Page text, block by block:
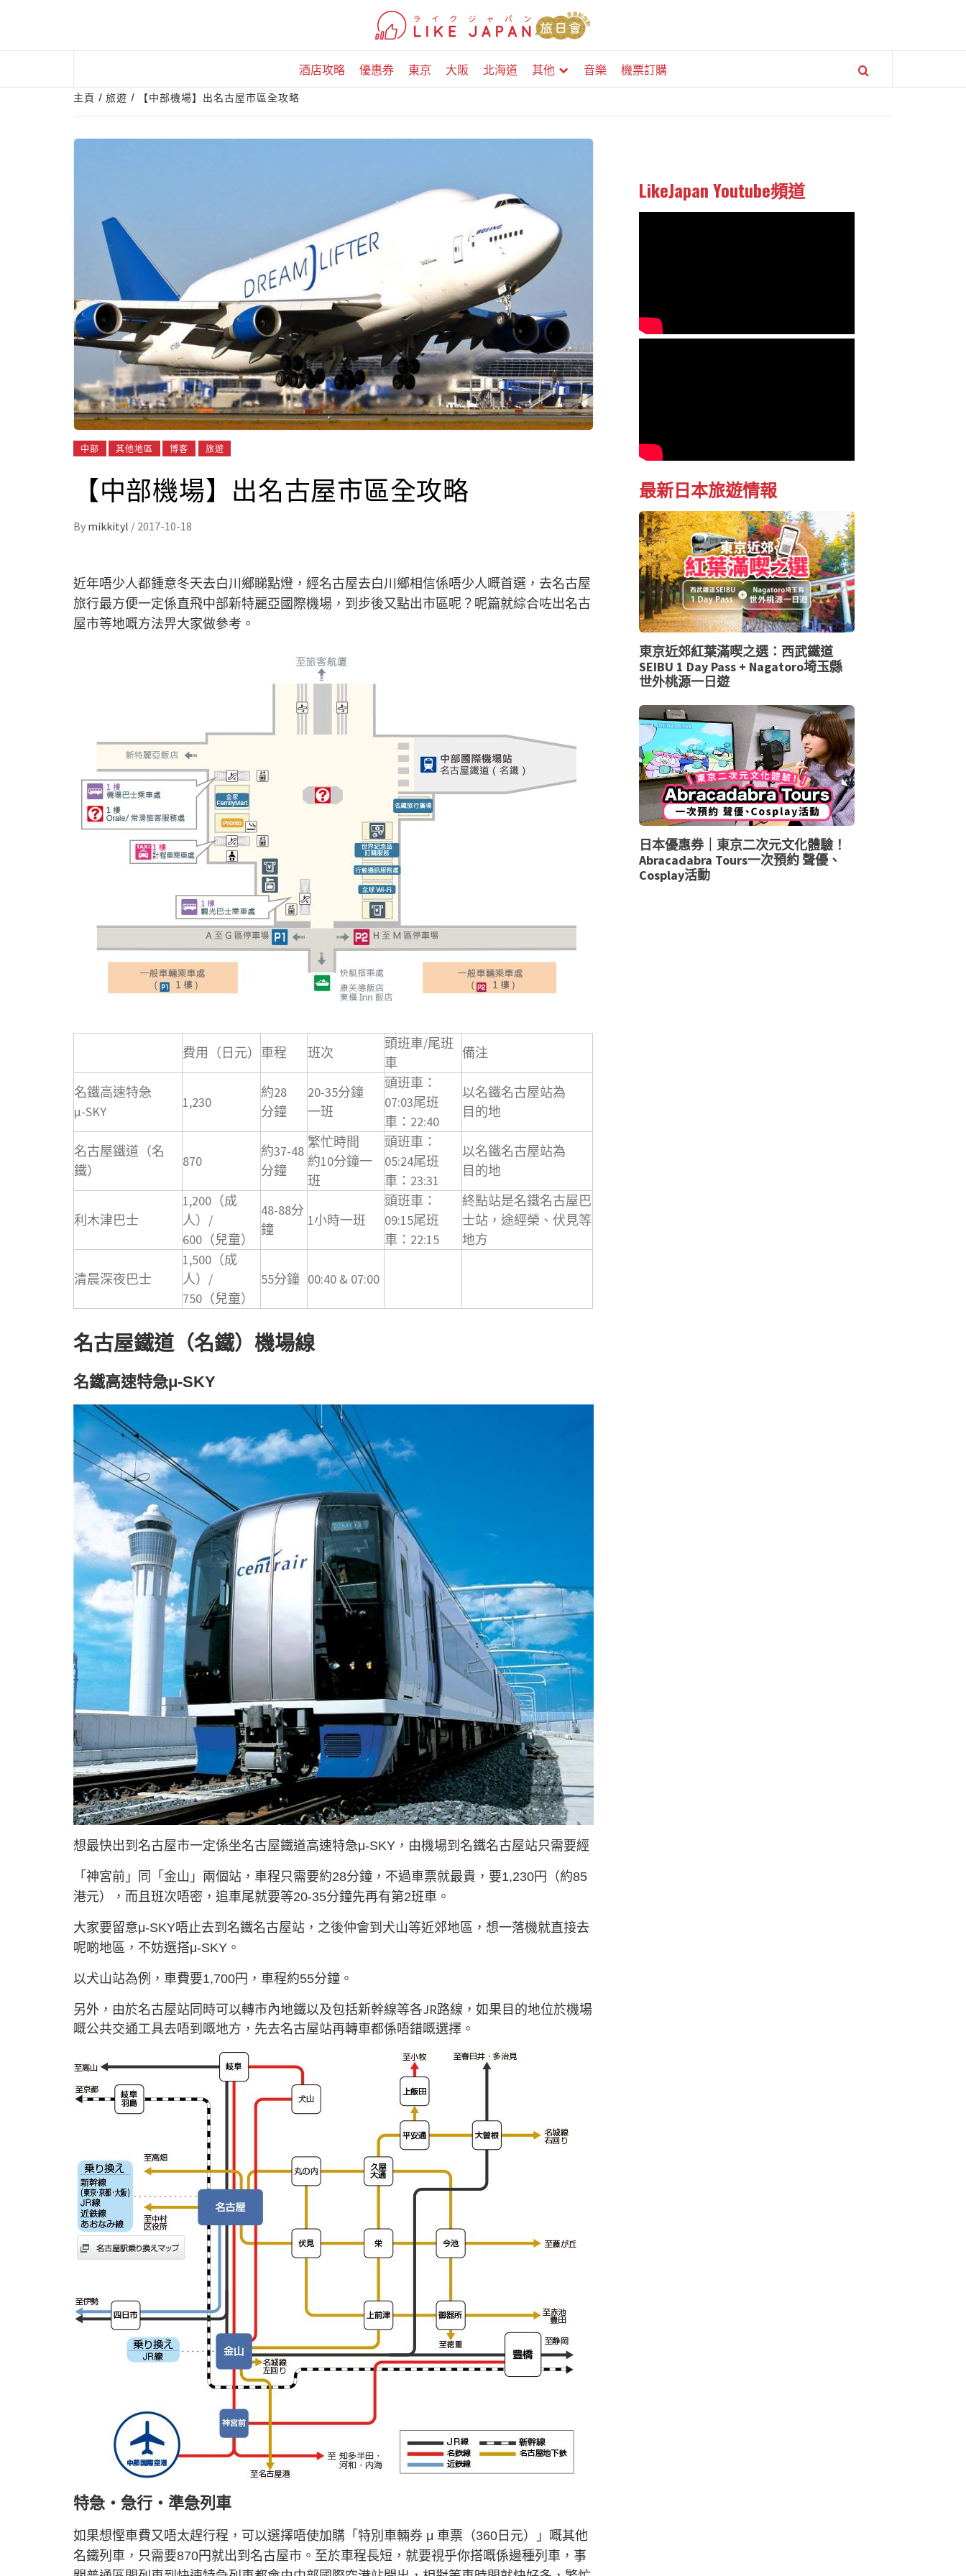
酒店攻略 優惠券 東京 大阪 北海道 其他 音樂 機票訂購
主頁 旅遊 【中部機場】出名古屋市區全攻略
中部 其他地區 博客 旅遊
【中部機場】出名古屋市區全攻略
By mikkityl / 2017-10-18
近年唔少人都鍾意冬天去白川鄉睇點燈，經名古屋去白川鄉相信係唔少人嘅首選，去名古屋
旅行最方便一定係直飛中部新特麗亞國際機場，到步後又點出市區呢？呢篇就綜合咗出名古
屋市等地嘅方法畀大家做參考。
費用（日元） 車程 班次
頭班車/尾班
車
備注
名鐵高速特急
μ-SKY
1,230
約28
分鐘
20-35分鐘
一班
頭班車：
07:03尾班
車：22:40
以名鐵名古屋站為
目的地
名古屋鐵道（名
鐵）
870
約37-48
分鐘
繁忙時間
約10分鐘一
班
頭班車：
05:24尾班
車：23:31
以名鐵名古屋站為
目的地
利木津巴士
1,200（成
人）/
600（兒童）
48-88分
鐘
1小時一班
頭班車：
09:15尾班
車：22:15
終點站是名鐵名古屋巴
士站，途經榮、伏見等
地方
清晨深夜巴士
1,500（成
人）/
750（兒童）
55分鐘 00:40 & 07:00
名古屋鐵道（名鐵）機場線
名鐵高速特急μ-SKY
想最快出到名古屋市一定係坐名古屋鐵道高速特急μ-SKY，由機場到名鐵名古屋站只需要經
「神宮前」同「金山」兩個站，車程只需要約28分鐘，不過車票就最貴，要1,230円（約85
港元），而且班次唔密，追車尾就要等20-35分鐘先再有第2班車。
大家要留意μ-SKY唔止去到名鐵名古屋站，之後仲會到犬山等近郊地區，想一落機就直接去
呢啲地區，不妨選搭μ-SKY。
以犬山站為例，車費要1,700円，車程約55分鐘。
另外，由於名古屋站同時可以轉市內地鐵以及包括新幹線等各JR路線，如果目的地位於機場
嘅公共交通工具去唔到嘅地方，先去名古屋站再轉車都係唔錯嘅選擇。
特急‧急行‧準急列車
如果想慳車費又唔太趕行程，可以選擇唔使加購「特別車輛券 μ 車票（360日元）」嘅其他
名鐵列車，只需要870円就出到名古屋市。至於車程長短，就要視乎你搭嘅係邊種列車，事
LikeJapan Youtube頻道
最新日本旅遊情報
東京近郊紅葉滿喫之選：西武鐵道
SEIBU 1 Day Pass + Nagatoro埼玉縣
世外桃源一日遊
日本優惠券｜東京二次元文化體驗！
Abracadabra Tours一次預約 聲優、
Cosplay活動